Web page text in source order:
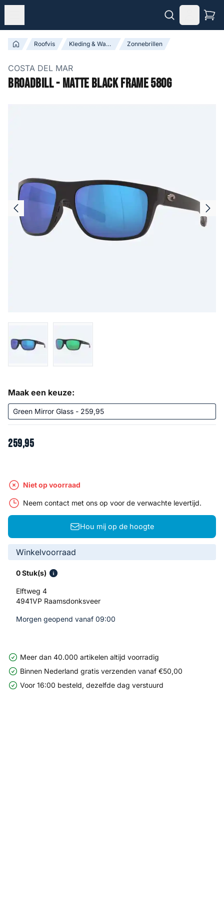
Roofvis Kleding & Waadpakken Zonnebrillen
COSTA DEL MAR
Broadbill - Matte Black Frame 580G
Maak een keuze:
259,95
Niet op voorraad
Neem contact met ons op voor de verwachte levertijd.
Hou mij op de hoogte
Winkelvoorraad
0 Stuk(s)
Elftweg 4
4941VP Raamsdonksveer
Morgen geopend vanaf 09:00
Meer dan 40.000 artikelen altijd voorradig
Binnen Nederland gratis verzenden vanaf €50,00
Voor 16:00 besteld, dezelfde dag verstuurd